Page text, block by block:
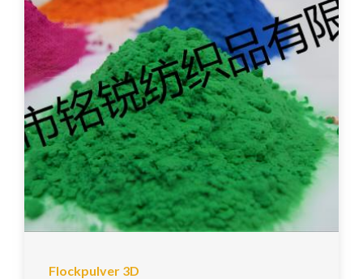
Flockpulver 3D